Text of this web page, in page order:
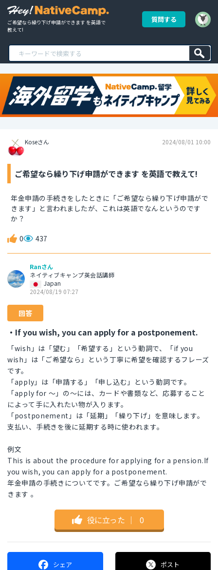
ご希望なら繰り下げ申請ができます を英語で
教えて!
質問する
Koseさん 2024/08/01 10:00
ご希望なら繰り下げ申請ができます を英語で教えて!
年金申請の手続きをしたときに「ご希望なら繰り下げ申請がで
きます」と言われましたが、これは英語でなんというのです
か？
0 437
Ranさん
ネイティブキャンプ英会話講師
Japan
2024/08/19 07:27
回答
・If you wish, you can apply for a postponement.
「wish」は「望む」「希望する」という動詞で、「if you
wish」は「ご希望なら」という丁寧に希望を確認するフレーズ
です。
「apply」は「申請する」「申し込む」という動詞です。
「apply for 〜」の〜には、カードや書類など、応募すること
によって手に入れたい物が入ります。
「postponement」は「延期」「繰り下げ」を意味します。
支払い、手続きを後に延期する時に使われます。
例文
This is about the procedure for applying for a pension.If
you wish, you can apply for a postponement.
年金申請の手続きについてです。ご希望なら繰り下げ申請がで
きます 。
役に立った ｜ 0
シェア ポスト